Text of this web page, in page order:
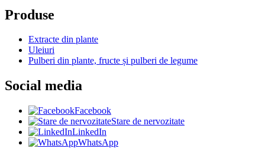
Produse
Extracte din plante
Uleiuri
Pulberi din plante, fructe și pulberi de legume
Social media
Facebook
Stare de nervozitate
LinkedIn
WhatsApp